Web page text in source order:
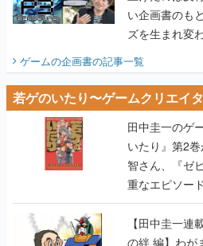
い企画書のも
ズを生まれ変
ゲームの企画書の記事一覧
若ゲのいたり〜ゲームクリエイ
田中圭一のゲ
いたり』第2
智さん、『ゼ
重なエピソー
【田中圭一連
の絆 編】わが